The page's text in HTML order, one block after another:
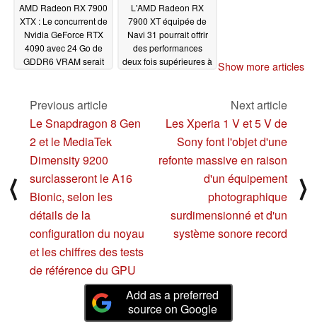
AMD Radeon RX 7900
XTX : Le concurrent de
Nvidia GeForce RTX
4090 avec 24 Go de
GDDR6 VRAM serait
L'AMD Radeon RX
7900 XT équipée de
Navi 31 pourrait offrir
des performances
deux fois supérieures à Show more articles
⟨
Previous article
Le Snapdragon 8 Gen
2 et le MediaTek
Dimensity 9200
surclasseront le A16
Bionic, selon les
détails de la
configuration du noyau
et les chiffres des tests
de référence du GPU
Next article
Les Xperia 1 V et 5 V de
Sony font l'objet d'une
refonte massive en raison
d'un équipement
photographique
surdimensionné et d'un
système sonore record
⟩
Add as a preferred
source on Google